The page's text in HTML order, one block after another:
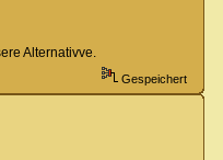
Alternativve.
Gespeichert